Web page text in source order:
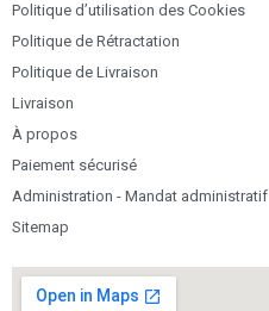
Politique d’utilisation des Cookies
Politique de Rétractation
Politique de Livraison
Livraison
À propos
Paiement sécurisé
Administration - Mandat administratif
Sitemap